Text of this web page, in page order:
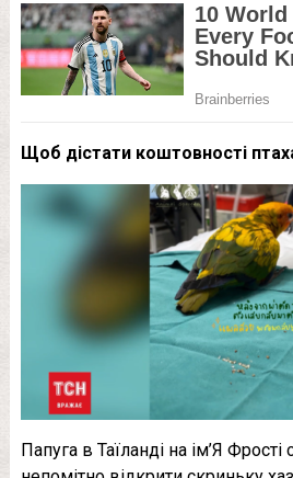
Щоб дістати коштовності
Папуга в Таїланді на ім’Я